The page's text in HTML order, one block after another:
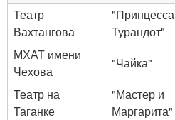
Театр
Вахтангова
"Принцесса
Турандот"
МХАТ имени
Чехова
"Чайка"
Театр на
Таганке
"Мастер и
Маргарита"